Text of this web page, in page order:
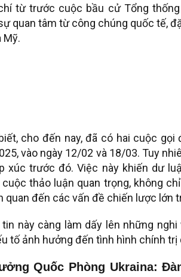
từ trước cuộc bầu cử Tổng
quan tâm từ công chúng quốc tế,
Mỹ.
cho đến nay, đã có hai cuộc
vào ngày 12/02 và 18/03. Tuy
xúc trước đó. Việc này khiến dư
thảo luận quan trọng, không
quan đến các vấn đề chiến lược lớn
này càng làm dấy lên những
tố ảnh hưởng đến tình hình chính
Quốc Phòng Ukraina: